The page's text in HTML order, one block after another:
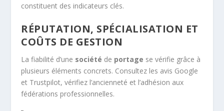
constituent des indicateurs clés.
RÉPUTATION, SPÉCIALISATION ET
COÛTS DE GESTION
La fiabilité d’une société de portage se vérifie grâce à
plusieurs éléments concrets. Consultez les avis Google
et Trustpilot, vérifiez l’ancienneté et l’adhésion aux
fédérations professionnelles.